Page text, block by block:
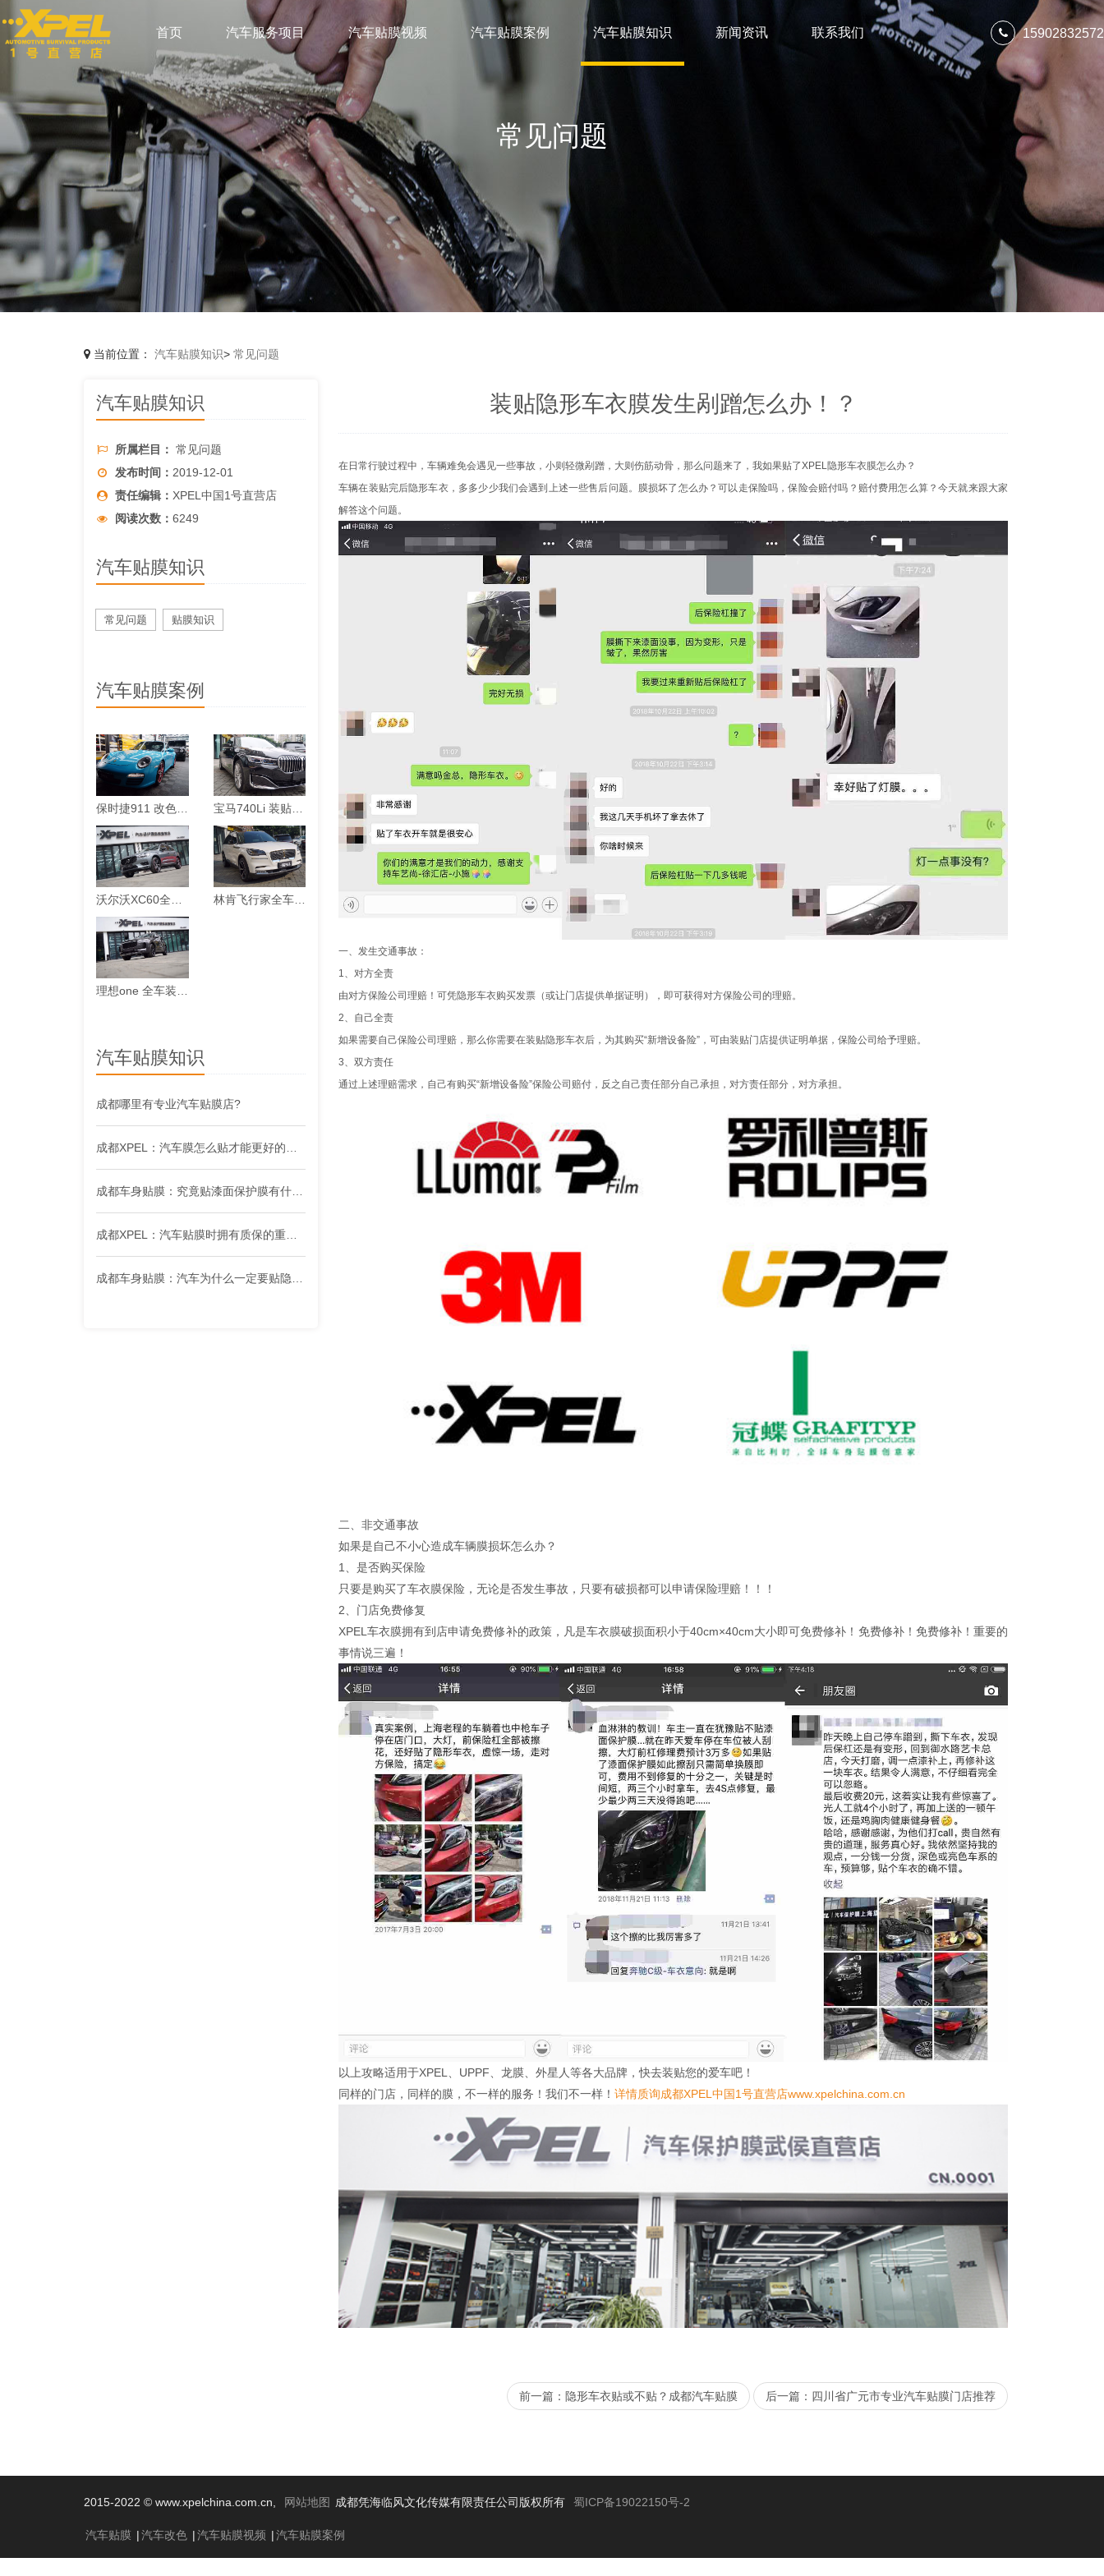
首页 汽车服务项目 汽车贴膜视频 汽车贴膜案例 汽车贴膜知识 新闻资讯 联系我们 15902832572
常见问题
当前位置： 汽车贴膜知识> 常见问题
汽车贴膜知识
所属栏目： 常见问题
发布时间： 2019-12-01
责任编辑： XPEL中国1号直营店
阅读次数： 6249
汽车贴膜知识
常见问题 贴膜知识
汽车贴膜案例
宝马740Li 装贴XPEL隐形车衣案例
林肯飞行家全车装贴XPEL-MAX漆面保护膜案例
汽车贴膜知识
成都哪里有专业汽车贴膜店?
装贴隐形车衣膜发生剐蹭怎么办！？
在日常行驶过程中，车辆难免会遇见一些事故，小则轻微剐蹭，大则伤筋动骨，那么问题来了，我如果贴了XPEL隐形车衣膜怎么办？
车辆在装贴完后隐形车衣，多多少少我们会遇到上述一些售后问题。膜损坏了怎么办？可以走保险吗，保险会赔付吗？赔付费用怎么算？今天就来跟大家
解答这个问题。
一、发生交通事故：
1、对方全责
由对方保险公司理赔！可凭隐形车衣购买发票（或让门店提供单据证明），即可获得对方保险公司的理赔。
2、自己全责
如果需要自己保险公司理赔，那么你需要在装贴隐形车衣后，为其购买“新增设备险”，可由装贴门店提供证明单据，保险公司给予理赔。
3、双方责任
通过上述理赔需求，自己有购买“新增设备险”保险公司赔付，反之自己责任部分自己承担，对方责任部分，对方承担。
二、非交通事故
如果是自己不小心造成车辆膜损坏怎么办？
1、是否购买保险
只要是购买了车衣膜保险，无论是否发生事故，只要有破损都可以申请保险理赔！！！
2、门店免费修复
XPEL车衣膜拥有到店申请免费修补的政策，凡是车衣膜破损面积小于40cm×40cm大小即可免费修补！免费修补！免费修补！重要的
事情说三遍！
以上攻略适用于XPEL、UPPF、龙膜、外星人等各大品牌，快去装贴您的爱车吧！
同样的门店，同样的膜，不一样的服务！我们不一样！ 详情质询成都XPEL中国1号直营店www.xpelchina.com.cn
前一篇：隐形车衣贴或不贴？成都汽车贴膜 后一篇：四川省广元市专业汽车贴膜门店推荐
2015-2022 © www.xpelchina.com.cn, 网站地图 成都凭海临风文化传媒有限责任公司版权所有 蜀ICP备19022150号-2
汽车贴膜 |汽车改色 |汽车贴膜视频 |汽车贴膜案例